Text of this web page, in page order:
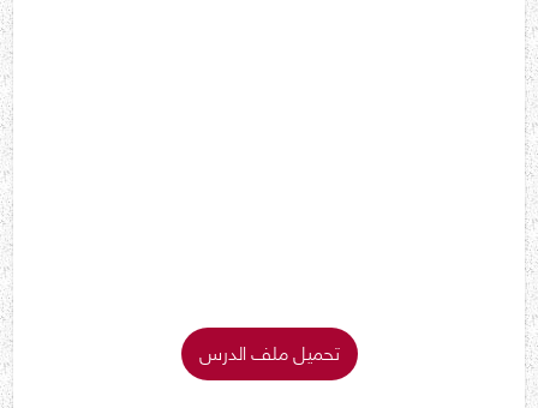
تحميل ملف الدرس